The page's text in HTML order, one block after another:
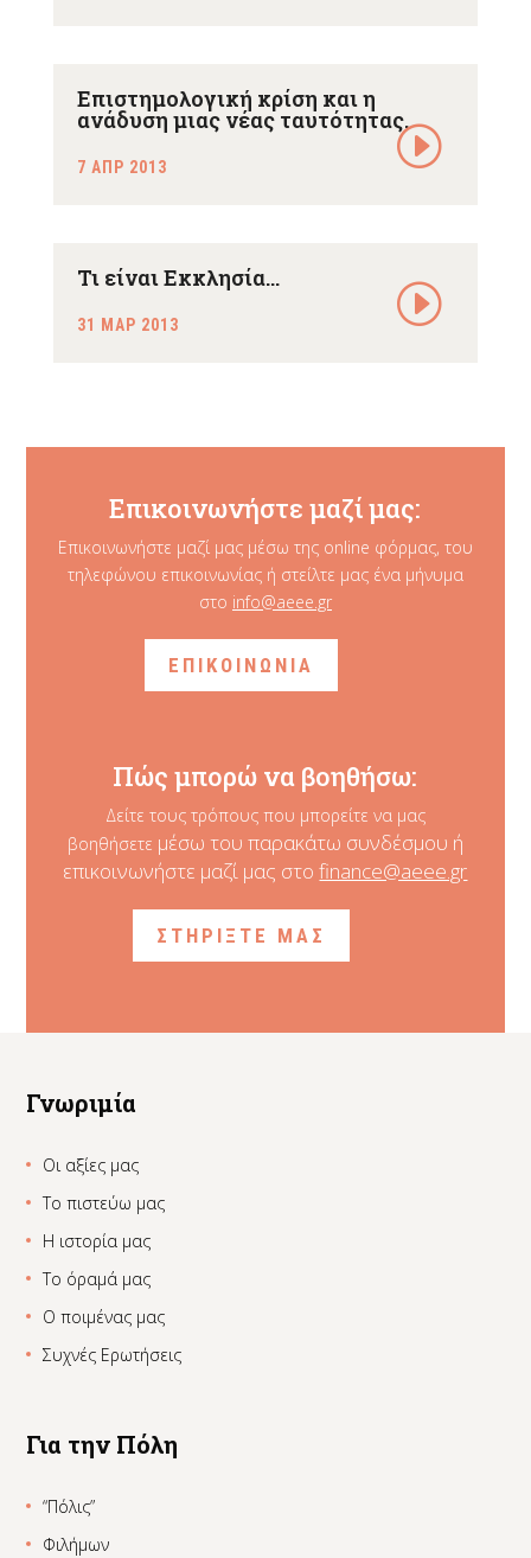
Επιστημολογική κρίση και η
ανάδυση μιας νέας ταυτότητας.
7 ΑΠΡ 2013
Τι είναι Εκκλησία…
31 ΜΑΡ 2013
Επικοινωνήστε μαζί μας:
Επικοινωνήστε μαζί μας μέσω της online φόρμας, του
τηλεφώνου επικοινωνίας ή στείλτε μας ένα μήνυμα
στο info@aeee.gr
ΕΠΙΚΟΙΝΩΝΙΑ
Πώς μπορώ να βοηθήσω:
Δείτε τους τρόπους που μπορείτε να μας
βοηθήσετε μέσω του παρακάτω συνδέσμου ή
επικοινωνήστε μαζί μας στοfinance@aeee.gr
ΣΤΗΡΙΞΤΕ ΜΑΣ
Γνωριμία
Οι αξίες μας
Το πιστεύω μας
Η ιστορία μας
Το όραμά μας
Ο ποιμένας μας
Συχνές Ερωτήσεις
Για την Πόλη
“Πόλις”
Φιλήμων